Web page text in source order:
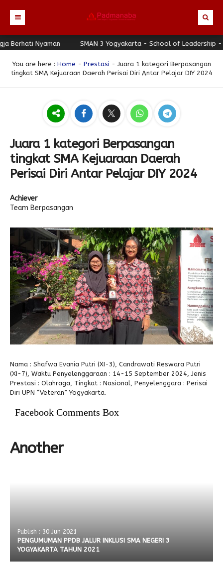
Beranda
Profil
Struktur Organisasi
Kolom Siswa
Guru & Karyawan
Padmanaba Smart Service
Majalah Digital
Progresif #37
Antologi Puisi 1
Antologi Puisi 2
Antologi Puisi 3
Antologi Puisi 4
Antologi Cerpen B.Inggris
Fasilitas
Kegiatan Kemitraan
Video
Hubungi Kami
Padnews
Link Referensi
Penbes 2026
Nyaman SMAN 3 Yogyakarta - School of Leadership -
You are here : Home - Prestasi - Juara 1 kategori Berpasangan
tingkat SMA Kejuaraan Daerah Perisai Diri Antar Pelajar DIY 2024
Juara 1 kategori Berpasangan
tingkat SMA Kejuaraan Daerah
Perisai Diri Antar Pelajar DIY 2024
Achiever
Team Berpasangan
Nama : Shafwa Evania Putri (XI-3), Candrawati Reswara Putri
(XI-7), Waktu Penyelenggaraan : 14-15 September 2024, Jenis
Prestasi : Olahraga, Tingkat : Nasional, Penyelenggara : Perisai
Diri UPN “Veteran” Yogyakarta.
Facebook Comments Box
Another
Publish : 30 Jun 2021
PENGUMUMAN PPDB JALUR INKLUSI SMA NEGERI 3
YOGYAKARTA TAHUN 2021